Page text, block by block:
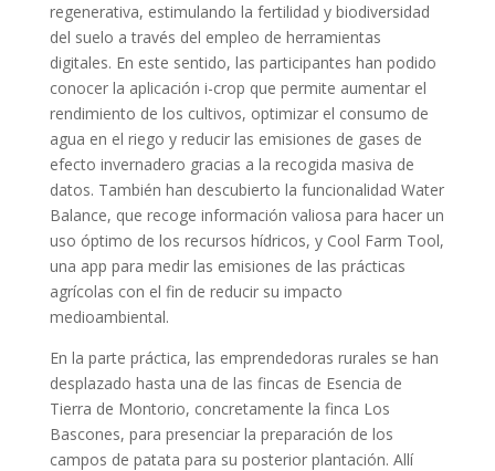
regenerativa, estimulando la fertilidad y biodiversidad
del suelo a través del empleo de herramientas
digitales. En este sentido, las participantes han podido
conocer la aplicación i-crop que permite aumentar el
rendimiento de los cultivos, optimizar el consumo de
agua en el riego y reducir las emisiones de gases de
efecto invernadero gracias a la recogida masiva de
datos. También han descubierto la funcionalidad Water
Balance, que recoge información valiosa para hacer un
uso óptimo de los recursos hídricos, y Cool Farm Tool,
una app para medir las emisiones de las prácticas
agrícolas con el fin de reducir su impacto
medioambiental.
En la parte práctica, las emprendedoras rurales se han
desplazado hasta una de las fincas de Esencia de
Tierra de Montorio, concretamente la finca Los
Bascones, para presenciar la preparación de los
campos de patata para su posterior plantación. Allí